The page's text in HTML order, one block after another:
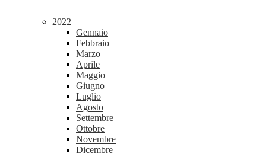
2022
Gennaio
Febbraio
Marzo
Aprile
Maggio
Giugno
Luglio
Agosto
Settembre
Ottobre
Novembre
Dicembre